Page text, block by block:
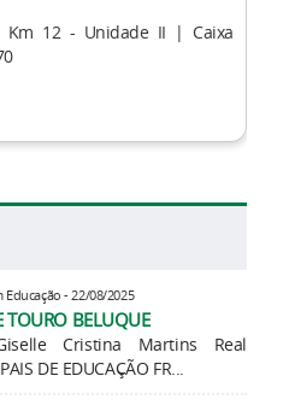
Km 12 - Unidade II | Caixa
- 22/08/2025
TOURO BELUQUE
Cristina Martins Real
DE EDUCAÇÃO FR...